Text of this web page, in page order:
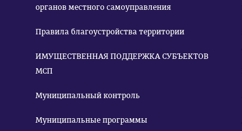
органов местного самоуправления
Правила благоустройства территории
ИМУЩЕСТВЕННАЯ ПОДДЕРЖКА СУБЪЕКТОВ
МСП
Муниципальный контроль
Муниципальные программы